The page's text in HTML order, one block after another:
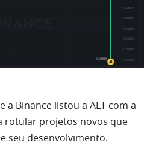
Binance listou a ALT com a
rotular projetos novos que
seu desenvolvimento.